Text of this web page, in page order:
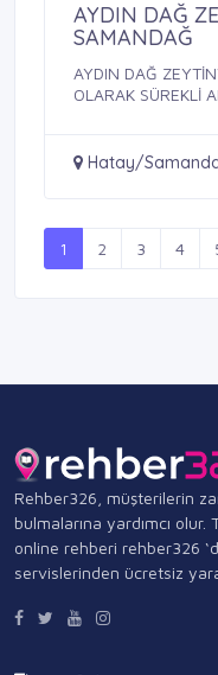
AYDIN DAĞ
SAMANDAĞ
AYDIN DAĞ
OLARAK SÜREKLİ
Hatay/
1 2 3 4
Rehber326, müşterilerin
bulmalarına yardımcı
online rehberi rehber326
servislerinden ücretsiz